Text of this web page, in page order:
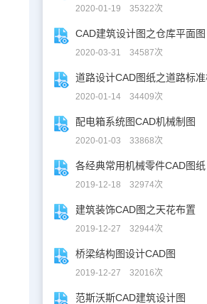
2020-01-19 35322次
CAD建筑设计图之仓库平面图
2020-03-31 34587次
2020-01-14 34409次
配电箱系统图CAD机械制图
2020-01-03 33868次
各经典常用机械零件CAD图纸
2019-12-18 32974次
建筑装饰CAD图之天花布置
2019-12-27 32944次
桥梁结构图设计CAD图
2019-12-27 32016次
范斯沃斯CAD建筑设计图